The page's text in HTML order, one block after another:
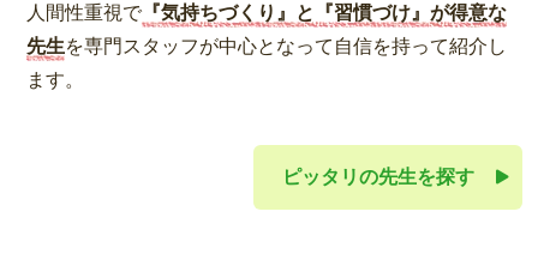
人間性重視で『気持ちづくり』と『習慣づけ』が得意な
先生を専門スタッフが中心となって自信を持って紹介し
ます。
ピッタリの先生を探す